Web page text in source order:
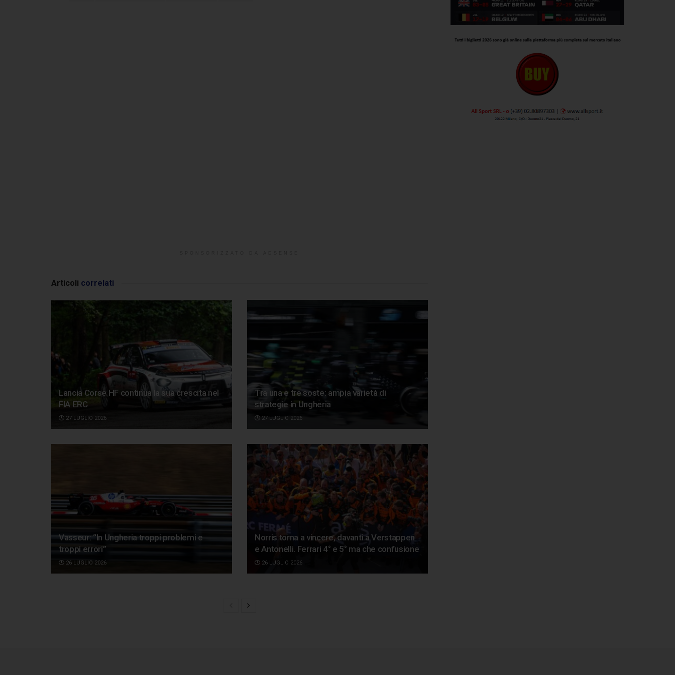
Articoli correlati
Lancia Corse HF continua la sua crescita nel
FIA ERC
27 LUGLIO 2026
Tra una e tre soste: ampia varietà di
strategie in Ungheria
27 LUGLIO 2026
Vasseur: “In Ungheria troppi problemi e
troppi errori”
26 LUGLIO 2026
Norris torna a vincere, davanti a Verstappen
e Antonelli. Ferrari 4° e 5° ma che confusione
26 LUGLIO 2026